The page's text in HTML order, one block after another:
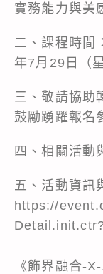
實務能力與美
二、課程時間
年7月29日（
三、敬請協助
鼓勵踴躍報名
四、相關活動
五、活動資訊
https://
《飾界融合-